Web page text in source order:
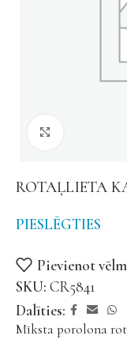
ROTAĻLIETA
PIESLĒGTIES
Pievienot
SKU: CR5841
Dalīties:
Mīksta porolona